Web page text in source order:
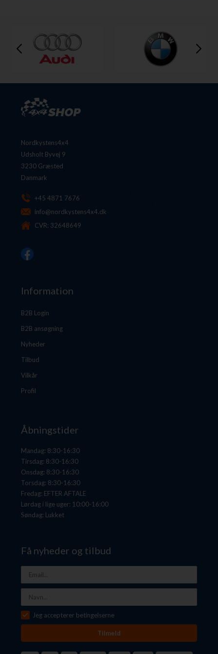
Nordkystens4x4
Udsholt Byvej 9
3230 Græsted
Danmark
+45 4871 7676
info@nordkystens4x4.dk
CVR: 32648649
Information
B2B Login
B2B ansøgning
Nyheder
Tilbud
Vilkår
Profil
Åbningstider
Mandag: 8:30-16:30
Tirsdag: 8:30-16:30
Onsdag: 8:30-16:30
Torsdag: 8:30-16:30
Fredag: EFTER AFTALE
Lørdag i lige uger: 10:00-16:00
Søndag: Lukket
Få nyheder og tilbud
Jeg accepterer betingelserne